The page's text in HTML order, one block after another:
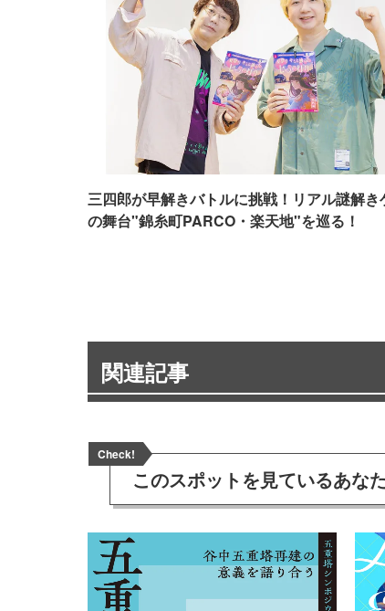
三四郎が早解きバトルに挑戦！リアル謎解き
の舞台"錦糸町PARCO・楽天地"を巡る！
関連記事
Check!
このスポットを見ているあな